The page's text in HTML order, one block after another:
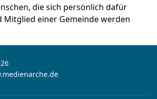
die sich persönlich dafür
Mitglied einer Gemeinde werden